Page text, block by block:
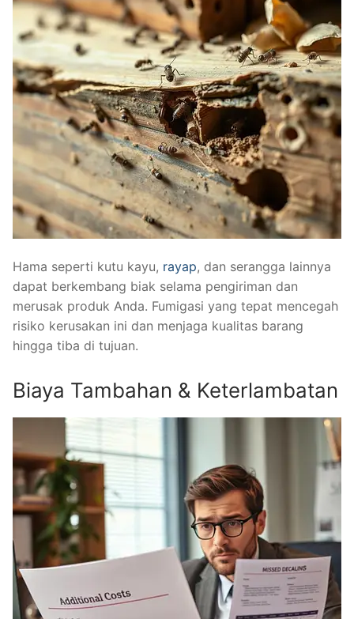
Hama seperti kutu kayu, rayap, dan serangga lainnya
dapat berkembang biak selama pengiriman dan
merusak produk Anda. Fumigasi yang tepat mencegah
risiko kerusakan ini dan menjaga kualitas barang
hingga tiba di tujuan.
Biaya Tambahan & Keterlambatan